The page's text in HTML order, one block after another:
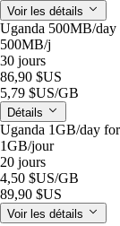
Voir les détails
Uganda 500MB/day
500MB/j
30 jours
86,90 $US
5,79 $US/GB
Détails
Uganda 1GB/day
1GB/jour
20 jours
4,50 $US/GB
89,90 $US
Voir les détails